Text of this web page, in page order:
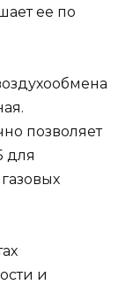
ее по
позволяет
для
и